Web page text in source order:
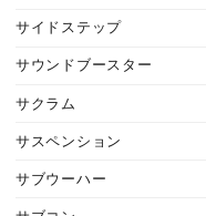
サイドステップ
サウンドブースター
サクラム
サスペンション
サブウーハー